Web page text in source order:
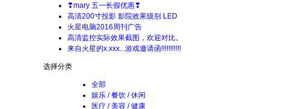
❣mary 五一长假优惠❣
高清200寸投影 影院效果级别 LED
火星电脑2016周刊广告
高清监控实际效果截图，欢迎对比。
来自火星的x.xxx...游戏邀请函!!!!!!!!!!!
选择分类
全部
娱乐 / 餐饮 / 休闲
医疗 / 美容 / 健康